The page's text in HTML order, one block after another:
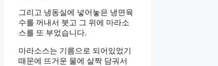
그리고 냉동실에 넣어놓은 냉면육
수를 꺼내서 붓고 그 위에 마라소
스를 또 부었습니다.
마라소스는 기름으로 되어있었기
때문에 뜨거운 물에 살짝 담궈서